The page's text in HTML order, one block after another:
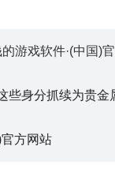
的游戏软件·(中国)
些身分抓续为贵金
方网站